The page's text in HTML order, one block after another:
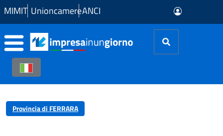
Skip to Main Content
MIMIT UnioncamereANCI
Provincia di FERRARA